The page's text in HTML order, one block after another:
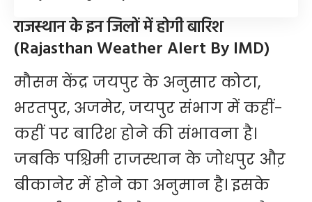
राजस्थान के इन जिलों में होगी बारिश
(Rajasthan Weather Alert By IMD)
मौसम केंद्र जयपुर के अनुसार कोटा,
भरतपुर, अजमेर, जयपुर संभाग में कहीं-
कहीं पर बारिश होने की संभावना है।
जबकि पश्चिमी राजस्थान के जोधपुर औऱ
बीकानेर में होने का अनुमान है। इसके